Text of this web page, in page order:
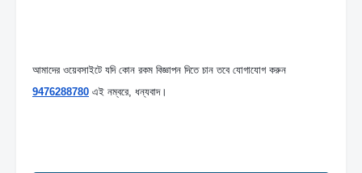
9476288780 এই নম্বরে, ধন্যবাদ।